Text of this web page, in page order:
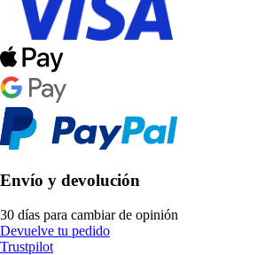
Envío y devolución
30 días para cambiar de opinión
Devuelve tu pedido
Trustpilot